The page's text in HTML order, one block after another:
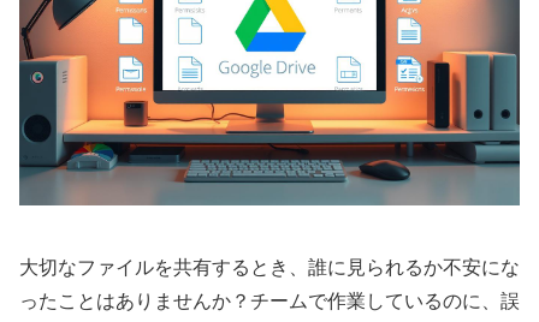
大切なファイルを共有するとき、誰に見られるか不安にな
ったことはありませんか？チームで作業しているのに、誤